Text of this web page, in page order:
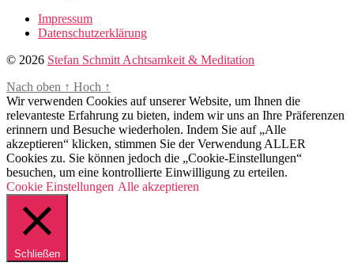
Impressum
Datenschutzerklärung
© 2026 Stefan Schmitt Achtsamkeit & Meditation
Nach oben ↑ Hoch ↑
Wir verwenden Cookies auf unserer Website, um Ihnen die
relevanteste Erfahrung zu bieten, indem wir uns an Ihre Präferenzen
erinnern und Besuche wiederholen. Indem Sie auf „Alle
akzeptieren“ klicken, stimmen Sie der Verwendung ALLER
Cookies zu. Sie können jedoch die „Cookie-Einstellungen“
besuchen, um eine kontrollierte Einwilligung zu erteilen.
Cookie Einstellungen Alle akzeptieren
Schließen